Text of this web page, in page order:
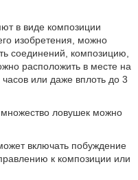
в виде композиции
изобретения, можно
соединений, композицию,
расположить в месте на
или даже вплоть до 3
ловушек можно
включать побуждение
к композиции или